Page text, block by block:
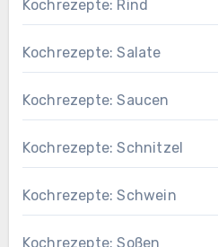
Kochrezepte: Rind
Kochrezepte: Salate
Kochrezepte: Saucen
Kochrezepte: Schnitzel
Kochrezepte: Schwein
Kochrezepte: Soßen